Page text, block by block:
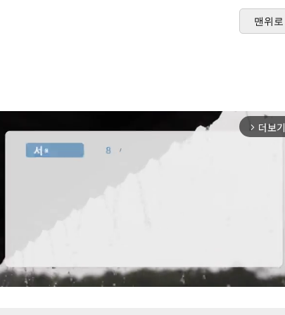
맨위로
arrow_forward_ios 더보기